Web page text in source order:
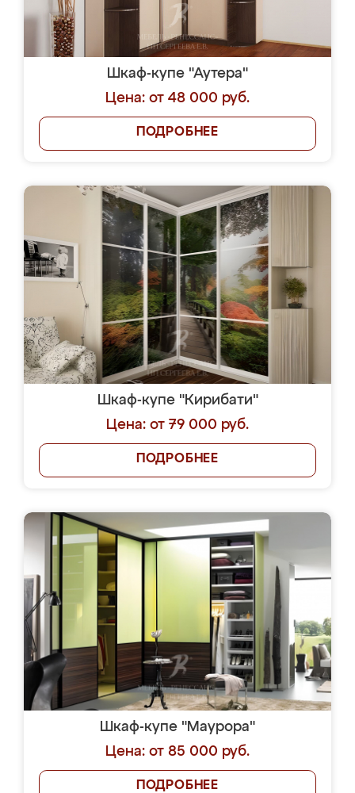
Шкаф-купе "Аутера"
Цена: от 48 000 руб.
ПОДРОБНЕЕ
Шкаф-купе "Кирибати"
Цена: от 79 000 руб.
ПОДРОБНЕЕ
Шкаф-купе "Маурора"
Цена: от 85 000 руб.
ПОДРОБНЕЕ